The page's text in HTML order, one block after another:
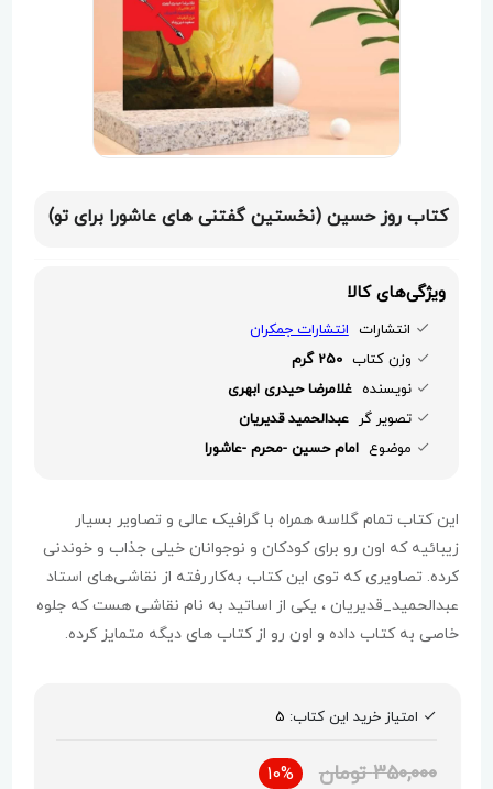
کتاب روز حسین (نخستین گفتنی های عاشورا برای تو)
ویژگی‌های کالا
انتشارات انتشارات جمکران
وزن کتاب 250 گرم
نویسنده غلامرضا حیدری ابهری
تصویر گر عبدالحمید قدیریان
موضوع امام حسین -محرم -عاشورا
این کتاب تمام گلاسه همراه با گرافیک عالی و تصاویر بسیار
زیبائیه که اون رو برای کودکان و نوجوانان خیلی جذاب و خوندنی
کرده. تصاویری که توی این کتاب به‌کاررفته از نقاشی‌های استاد
عبدالحمید_قدیریان ، یکی از اساتید به نام نقاشی هست که جلوه
خاصی به کتاب داده و اون رو از کتاب های دیگه متمایز کرده.
امام حسین دعوت آن‌ها را پذیرفت؟ تعداد دوستداران اهل‌بیت در
برای مبارزه با یزید، باید به جایی می رفت که طرفداران بیشتری
امتیاز خرید این کتاب: 5
350,000 تومان 10%